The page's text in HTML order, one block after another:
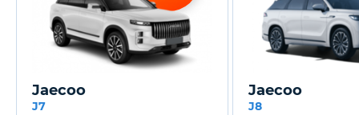
Jaecoo
J7
Jaecoo
J8